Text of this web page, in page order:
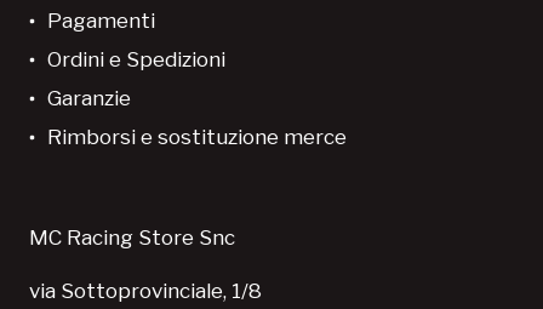
Pagamenti
Ordini e Spedizioni
Garanzie
Rimborsi e sostituzione merce
MC Racing Store Snc
via Sottoprovinciale, 1/8